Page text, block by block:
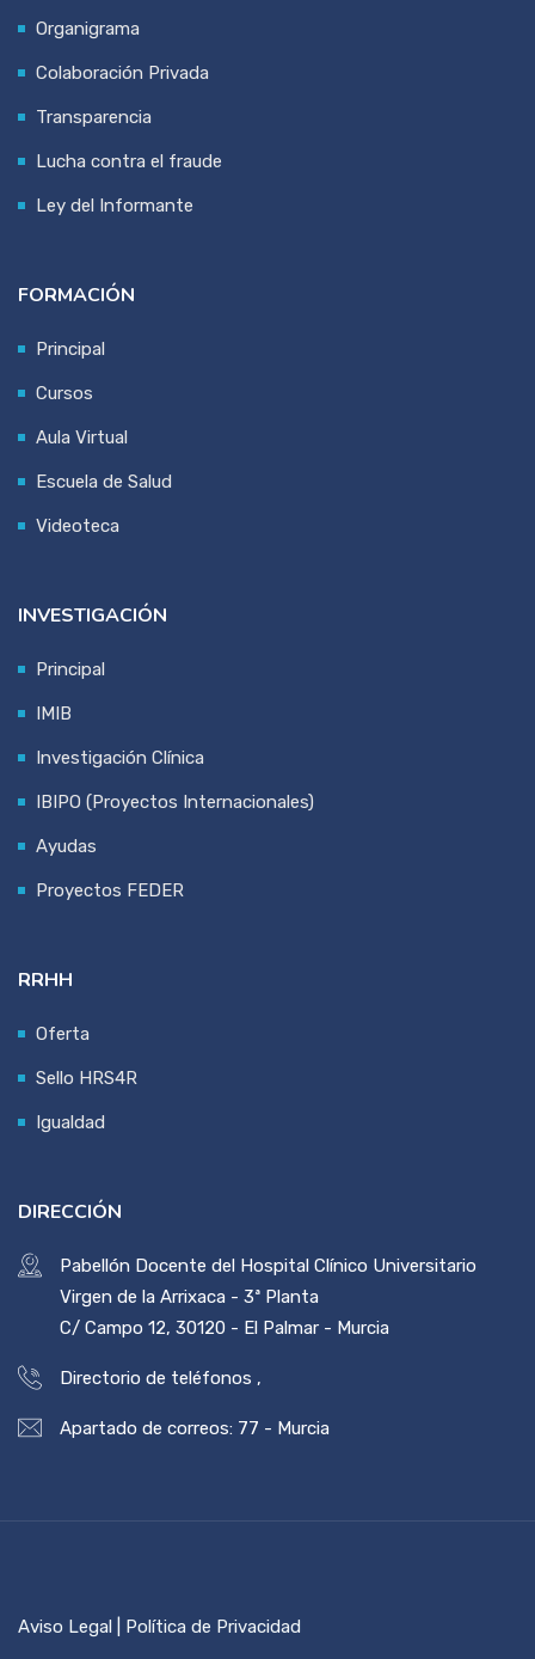
Organigrama
Colaboración Privada
Transparencia
Lucha contra el fraude
Ley del Informante
FORMACIÓN
Principal
Cursos
Aula Virtual
Escuela de Salud
Videoteca
INVESTIGACIÓN
Principal
IMIB
Investigación Clínica
IBIPO (Proyectos Internacionales)
Ayudas
Proyectos FEDER
RRHH
Oferta
Sello HRS4R
Igualdad
DIRECCIÓN
Pabellón Docente del Hospital Clínico Universitario
Virgen de la Arrixaca - 3ª Planta
C/ Campo 12, 30120 - El Palmar - Murcia
Directorio de teléfonos ,
Apartado de correos: 77 - Murcia
Aviso Legal | Política de Privacidad